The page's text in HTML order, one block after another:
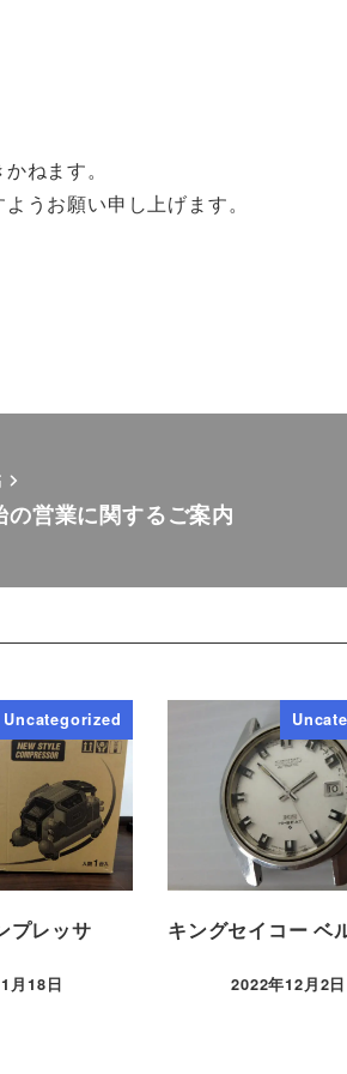
ねます。
うお願い申し上げます。
の営業に関するご案内
Uncategorized
プレッサ
月18日
キングセイコー ベ
2022年12月2日